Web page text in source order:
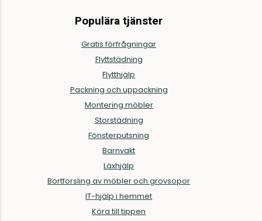
Populära tjänster
Gratis förfrågningar
Flyttstädning
Flytthjälp
Packning och uppackning
Montering möbler
Storstädning
Fönsterputsning
Barnvakt
Läxhjälp
Bortforsling av möbler och grovsopor
IT-hjälp i hemmet
Köra till tippen